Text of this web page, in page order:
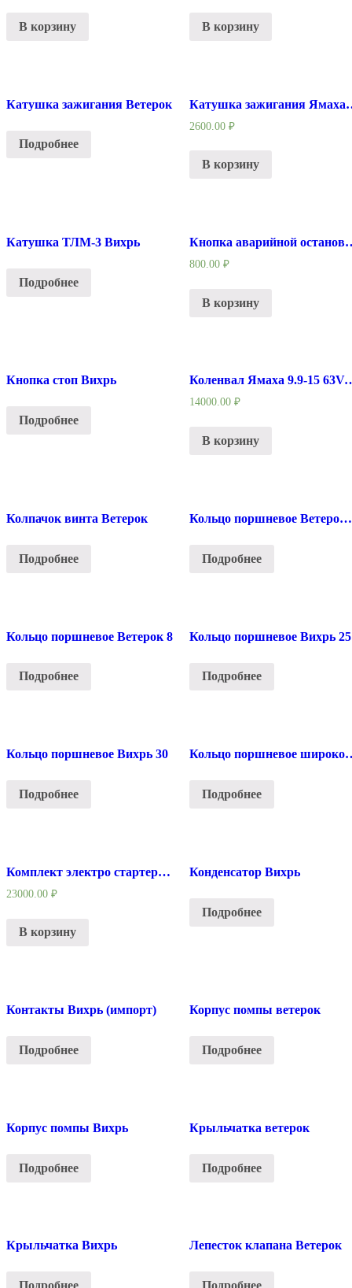
В корзину В корзину
Катушка зажигания Ветерок
Подробнее
Катушка
2600.00 ₽
В корзину
Катушка ТЛМ-3 Вихрь
Подробнее
Кнопка аварийной
800.00 ₽
В корзину
Кнопка стоп Вихрь
Подробнее
Коленвал
14000.00 ₽
В корзину
Колпачок винта Ветерок
Подробнее
Кольцо поршневое Ветерок 12
Подробнее
Кольцо поршневое Ветерок 8
Подробнее
Кольцо поршневое Вихрь 25
Подробнее
Кольцо поршневое Вихрь 30
Подробнее
Кольцо
Подробнее
Комплект электро стартера Ямаха F15 4х такт
23000.00 ₽
В корзину
Конденсатор Вихрь
Подробнее
Контакты Вихрь (импорт)
Подробнее
Корпус помпы ветерок
Подробнее
Корпус помпы Вихрь
Подробнее
Крыльчатка ветерок
Подробнее
Крыльчатка Вихрь Лепесток клапана Ветерок